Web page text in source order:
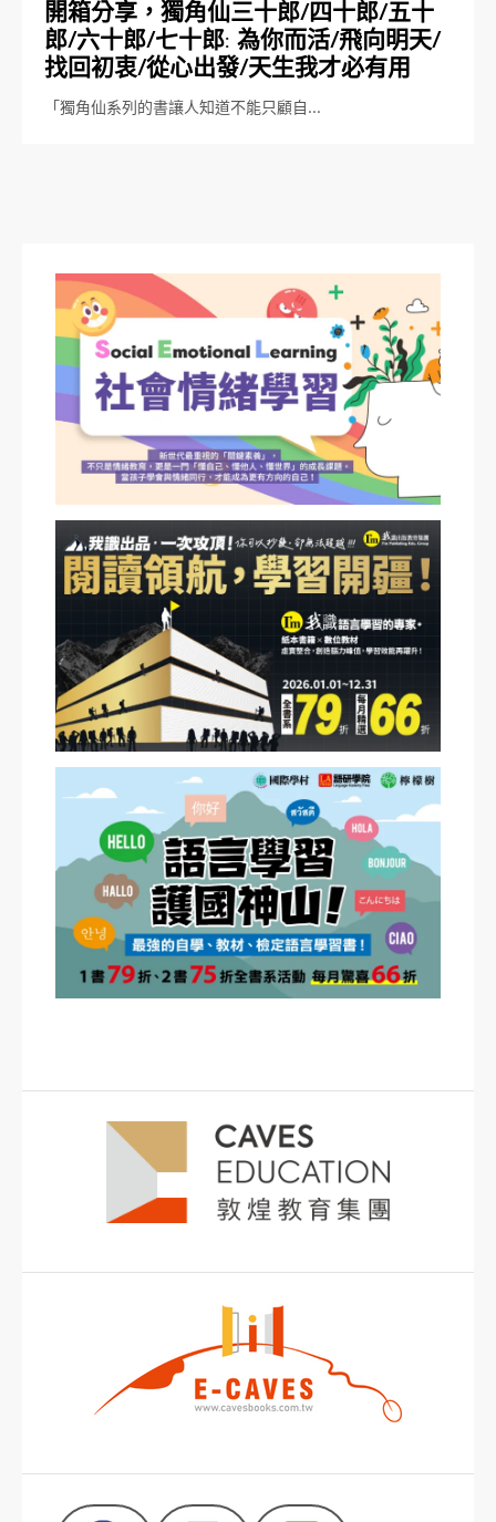
開箱分享，獨角仙三十郎/四十郎/五十
郎/六十郎/七十郎: 為你而活/飛向明天/
找回初衷/從心出發/天生我才必有用
「獨角仙系列的書讓人知道不能只顧自…